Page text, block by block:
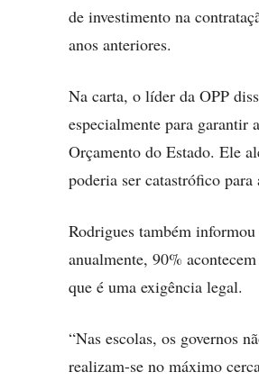
de investimento na
anos anteriores.
Na carta, o líder da OPP
especialmente para garantir
Orçamento do Estado. Ele
poderia ser catastrófico para
Rodrigues também
anualmente, 90%
que é uma exigência legal.
“Nas escolas, os governos
realizam-se no máximo